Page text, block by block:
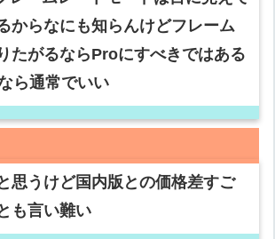
からなにも知らんけどフレーム
たがるならProにすべきではある
ら通常でいい
思うけど国内版との価格差すご
も言い難い